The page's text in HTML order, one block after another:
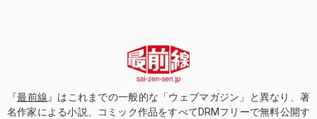
『最前線』はこれまでの一般的な「ウェブマガジン」と異なり、著
名作家による小説、コミック作品をすべてDRMフリーで無料公開す